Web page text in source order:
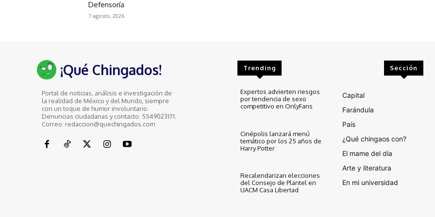
Defensoría
7 agosto, 2026
¡Qué Chingados!
Portal de noticias, análisis e investigación de
la realidad de México y del Mundo, siempre
con un toque de humor involuntario.
Denuncias ciudadanas y contacto: 5549023171.
Correo: redaccion@quechingados.com
Trending
Expertos advierten riesgos
por tendencia de sexo
competitivo en OnlyFans
Cinépolis lanzará menú
temático por los 25 años de
Harry Potter
Recalendarizan elecciones
del Consejo de Plantel en
UACM Casa Libertad
Sección
Capital
Farándula
País
¿Qué chingaos con?
El mame del día
Arte y literatura
En mi universidad